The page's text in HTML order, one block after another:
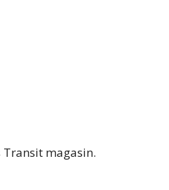
magasin.